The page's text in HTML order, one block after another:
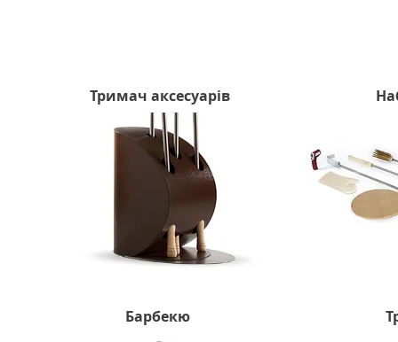
Барбекю
Тримач аксесуарів